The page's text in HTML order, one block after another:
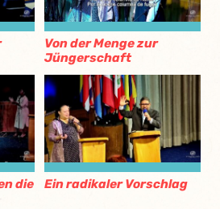
Von der Menge zur
Jüngerschaft
die
Ein radikaler Vorschlag